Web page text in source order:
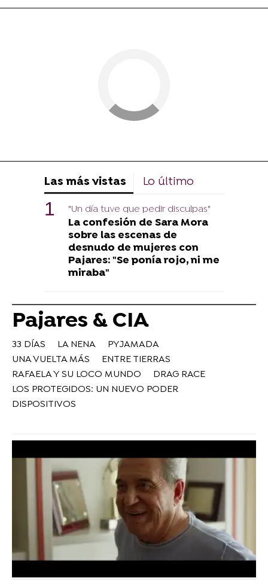
Las más vistas Lo último
"Un día tuve que pedir disculpas"
La confesión de Sara Mora
sobre las escenas de
desnudo de mujeres con
Pajares: "Se ponía rojo, ni me
miraba"
Pajares & CIA
33 DÍAS LA NENA
PYJAMADA
UNA VUELTA MÁS
ENTRE TIERRAS
RAFAELA Y SU LOCO MUNDO
DRAG RACE
LOS PROTEGIDOS: UN NUEVO PODER
DISPOSITIVOS